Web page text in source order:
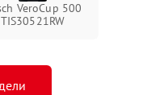
VeroCup 500
TIS30521RW